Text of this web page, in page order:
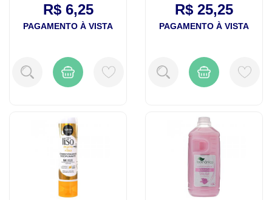
R$ 6,25
PAGAMENTO À VISTA
R$ 25,25
PAGAMENTO À VISTA